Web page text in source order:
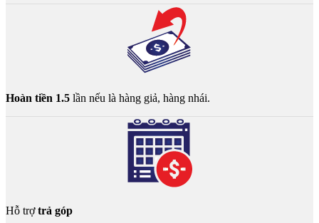
Hoàn tiền 1.5 lần nếu là hàng giả, hàng nhái.
Hỗ trợtrả góp